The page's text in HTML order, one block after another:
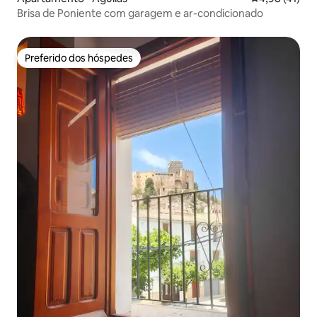
Brisa de Poniente com garagem e ar-condicionado
Preferido dos hóspedes
Preferido dos hóspedes